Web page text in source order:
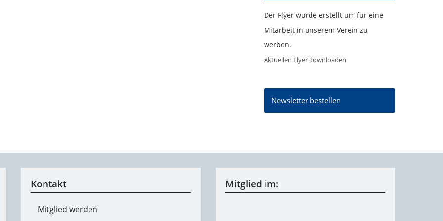
Der Flyer wurde erstellt um für eine
Mitarbeit in unserem Verein zu
werben.
Aktuellen Flyer downloaden
Newsletter bestellen
Kontakt
Mitglied werden
Mitglied im: